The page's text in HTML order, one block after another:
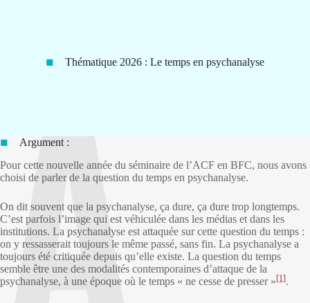
Thématique 2026 : Le temps en psychanalyse
Argument :
Pour cette nouvelle année du séminaire de l’ACF en BFC, nous avons
choisi de parler de la question du temps en psychanalyse.
On dit souvent que la psychanalyse, ça dure, ça dure trop longtemps.
C’est parfois l’image qui est véhiculée dans les médias et dans les
institutions. La psychanalyse est attaquée sur cette question du temps :
on y ressasserait toujours le même passé, sans fin. La psychanalyse a
toujours été critiquée depuis qu’elle existe. La question du temps
semble être une des modalités contemporaines d’attaque de la
psychanalyse, à une époque où le temps « ne cesse de presser »[1].